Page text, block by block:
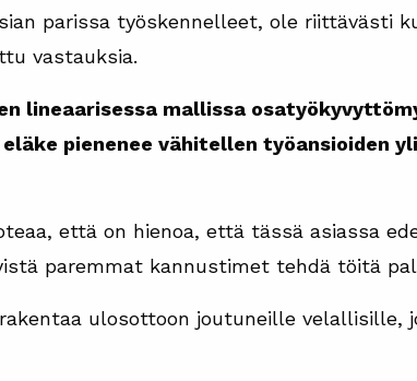
parissa työskennelleet, ole riittävästi
vastauksia.
lineaarisessa mallissa
pienenee vähitellen työansioiden
että on hienoa, että tässä asiassa
paremmat kannustimet tehdä töitä
ulosottoon joutuneille velallisille,